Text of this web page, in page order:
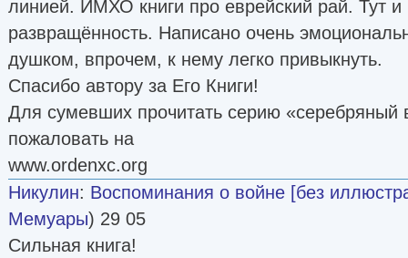
линией. ИМХО книги про еврейский рай. Тут и
развращённость. Написано очень
душком, впрочем, к нему легко привыкнуть.
Спасибо автору за Его Книги!
Для сумевших прочитать серию «серебряный
пожаловать на
www.ordenxc.org
Никулин: Воспоминания о войне [без
Мемуары) 29 05
Сильная книга!